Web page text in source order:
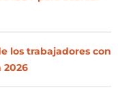
los trabajadores con
2026